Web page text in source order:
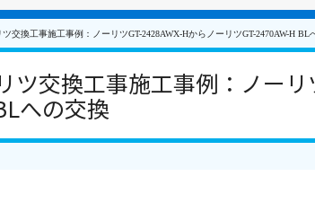
交換工事施工事例：ノーリツGT-2428AWX-HからノーリツGT-2470AW-H BL
交換工事施工事例：ノーリ
への交換